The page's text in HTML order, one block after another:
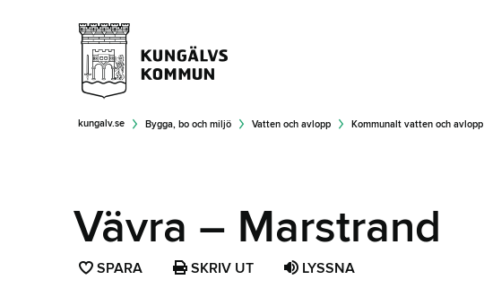
kungalv.se Bygga, bo och miljö Vatten och avlopp Kommunalt vatten och avlopp
Vävra – Marstrand
SPARA SPARA SKRIV UT LYSSNA